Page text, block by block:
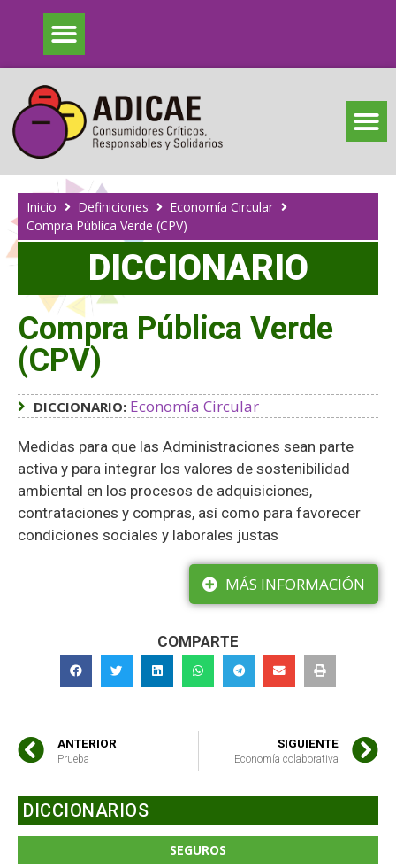
Inicio Definiciones
Economía Circular
Compra Pública Verde (CPV)
DICCIONARIO
Compra Pública Verde
(CPV)
DICCIONARIO: Economía Circular
Medidas para que las Administraciones sean parte
activa y para integrar los valores de sostenibilidad
ambiental en los procesos de adquisiciones,
contrataciones y compras, así como para favorecer
condiciones sociales y laborales justas
MÁS INFORMACIÓN
COMPARTE
ANTERIOR
Prueba
SIGUIENTE
Economía colaborativa
DICCIONARIOS
SEGUROS